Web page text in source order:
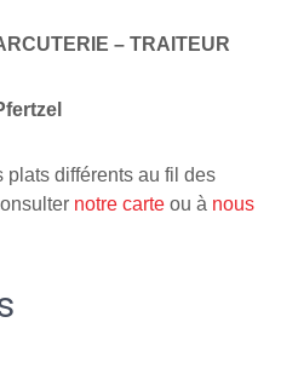
– TRAITEUR
plats différents au fil des
notre carte ou à nous